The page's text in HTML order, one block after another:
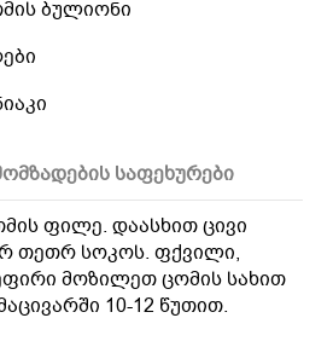
ბულიონი
საფეხურები
ფილე. დაასხით ცივი
თეთრ სოკოს. ფქვილი,
მოზილეთ ცომის სახით
10-12 წუთით.